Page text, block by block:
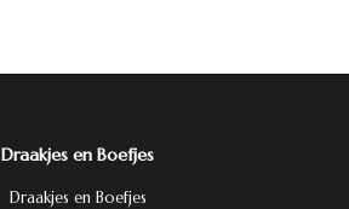
Draakjes en Boefjes
Draakjes en Boefjes